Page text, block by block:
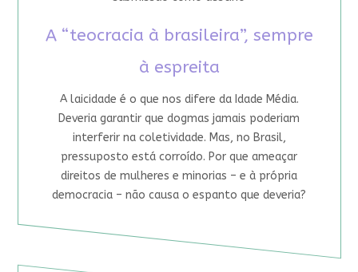
A “teocracia à brasileira”, sempre
à espreita
A laicidade é o que nos difere da Idade Média.
Deveria garantir que dogmas jamais poderiam
interferir na coletividade. Mas, no Brasil,
pressuposto está corroído. Por que ameaçar
direitos de mulheres e minorias – e à própria
democracia – não causa o espanto que deveria?